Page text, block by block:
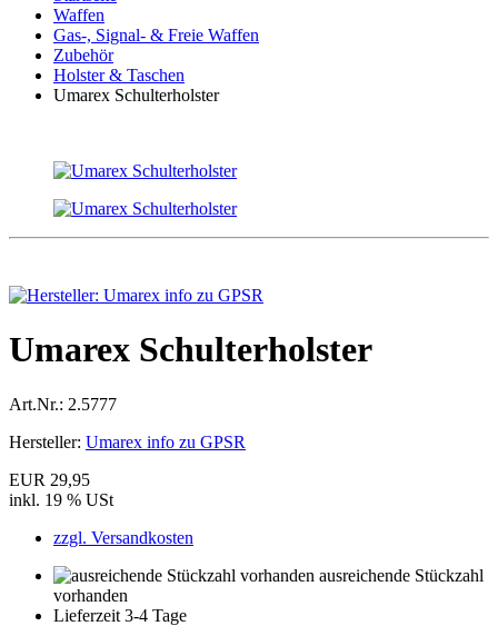
Waffen
Gas-, Signal- & Freie Waffen
Zubehör
Holster & Taschen
Umarex Schulterholster
Umarex Schulterholster
Art.Nr.: 2.5777
Hersteller: Umarex info zu GPSR
EUR 29,95
inkl. 19 % USt
zzgl. Versandkosten
ausreichende Stückzahl
vorhanden
Lieferzeit 3-4 Tage